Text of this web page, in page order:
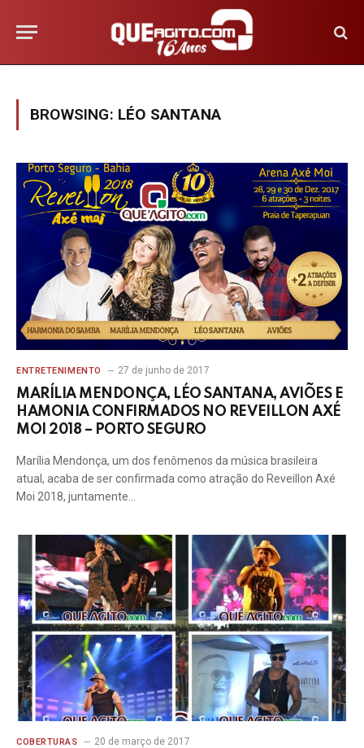
BROWSING: LÉO SANTANA
ENTRETENIMENTO 27 de junho de 2017
MARÍLIA MENDONÇA, LÉO SANTANA, AVIÕES E
HAMONIA CONFIRMADOS NO REVEILLON AXÉ
MOI 2018 – PORTO SEGURO
Marília Mendonça, um dos fenômenos da música brasileira
atual, acaba de ser confirmada como atração do Reveillon Axé
Moi 2018, juntamente…
COBERTURAS 20 de março de 2017